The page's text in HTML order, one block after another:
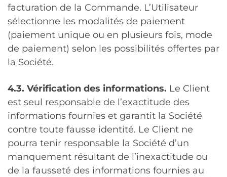
facturation de la Commande. L’Utilisateur
sélectionne les modalités de paiement
(paiement unique ou en plusieurs fois, mode
de paiement) selon les possibilités offertes par
la Société.
4.3. Vérification des informations. Le Client
est seul responsable de l’exactitude des
informations fournies et garantit la Société
contre toute fausse identité. Le Client ne
pourra tenir responsable la Société d’un
manquement résultant de l’inexactitude ou
de la fausseté des informations fournies au